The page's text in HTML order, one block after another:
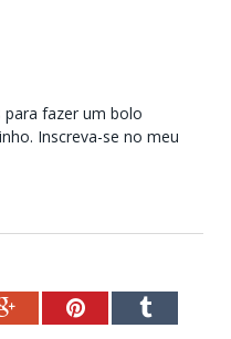
para fazer um bolo
Inscreva-se no meu
Google+PinterestTumblr